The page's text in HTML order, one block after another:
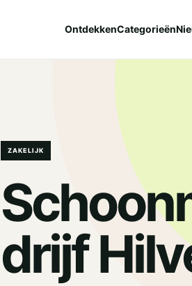
OntdekkenCategorieën
ZAKELIJK
drijf